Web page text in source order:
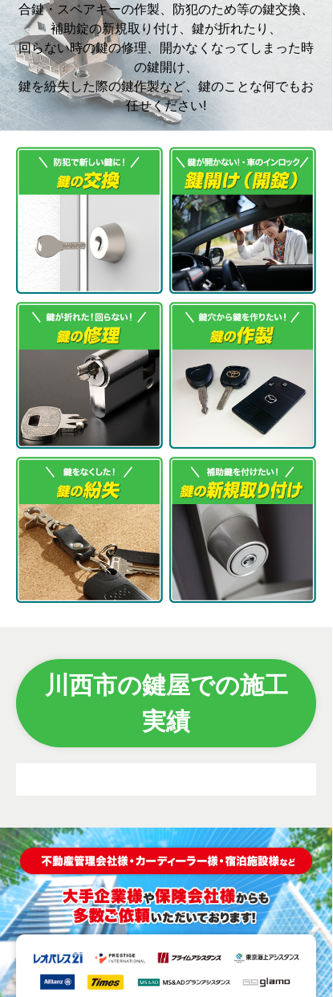
合鍵・スペアキーの作製、防犯のため等の鍵交換、
補助錠の新規取り付け、鍵が折れたり、
回らない時の鍵の修理、開かなくなってしまった時
の鍵開け、
鍵を紛失した際の鍵作製など、鍵のことな何でもお
任せください!
川西市の鍵屋での施工
実績